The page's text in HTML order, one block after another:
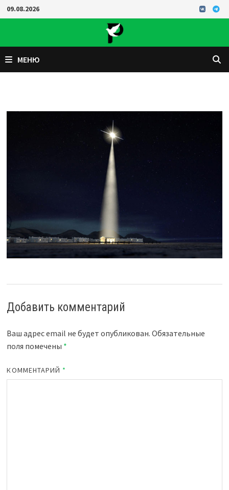
Перейти
к
09.08.2026
МЕНЮ
Добавить комментарий
Ваш адрес email не будет опубликован. Обязательные
поля помечены *
КОММЕНТАРИЙ *